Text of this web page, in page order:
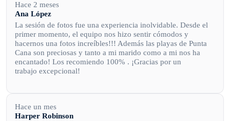
nice and hospitable people.
Hace 2 meses
Ana López
La sesión de fotos fue una experiencia inolvidable. Desde el
primer momento, el equipo nos hizo sentir cómodos y
hacernos una fotos increíbles!!! Además las playas de Punta
Cana son preciosas y tanto a mi marido como a mi nos ha
encantado! Los recomiendo 100% . ¡Gracias por un
trabajo excepcional!
Hace un mes
Harper Robinson